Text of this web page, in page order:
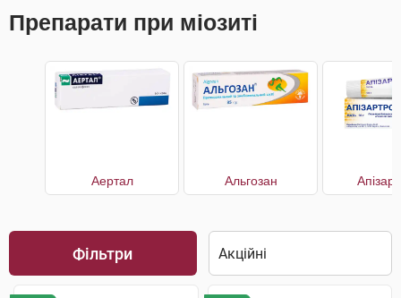
Препарати при міозиті
Аертал Альгозан
Фільтри